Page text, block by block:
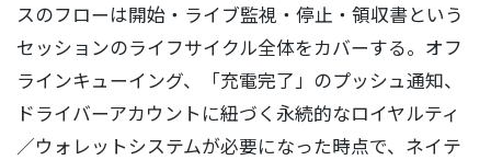
スのフローは開始・ライブ監視・停止・領収書という
セッションのライフサイクル全体をカバーする。オフ
ラインキューイング、「充電完了」のプッシュ通知、
ドライバーアカウントに紐づく永続的なロイヤルティ
／ウォレットシステムが必要になった時点で、ネイテ